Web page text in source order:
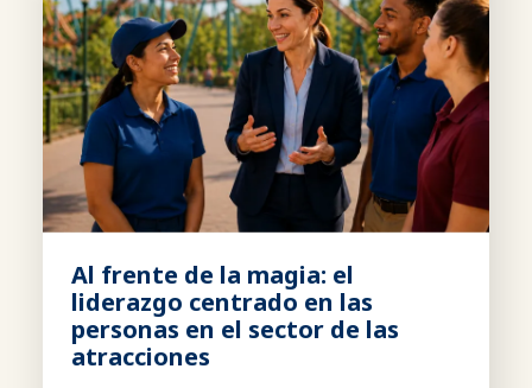
Al frente de la magia: el
liderazgo centrado en las
personas en el sector de las
atracciones